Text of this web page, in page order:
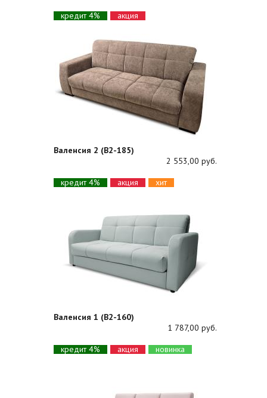
кредит 4%
акция
Валенсия 2 (В2-185)
2 553,00 руб.
кредит 4%
акция хит
Валенсия 1 (В2-160)
1 787,00 руб.
кредит 4%
акция новинка